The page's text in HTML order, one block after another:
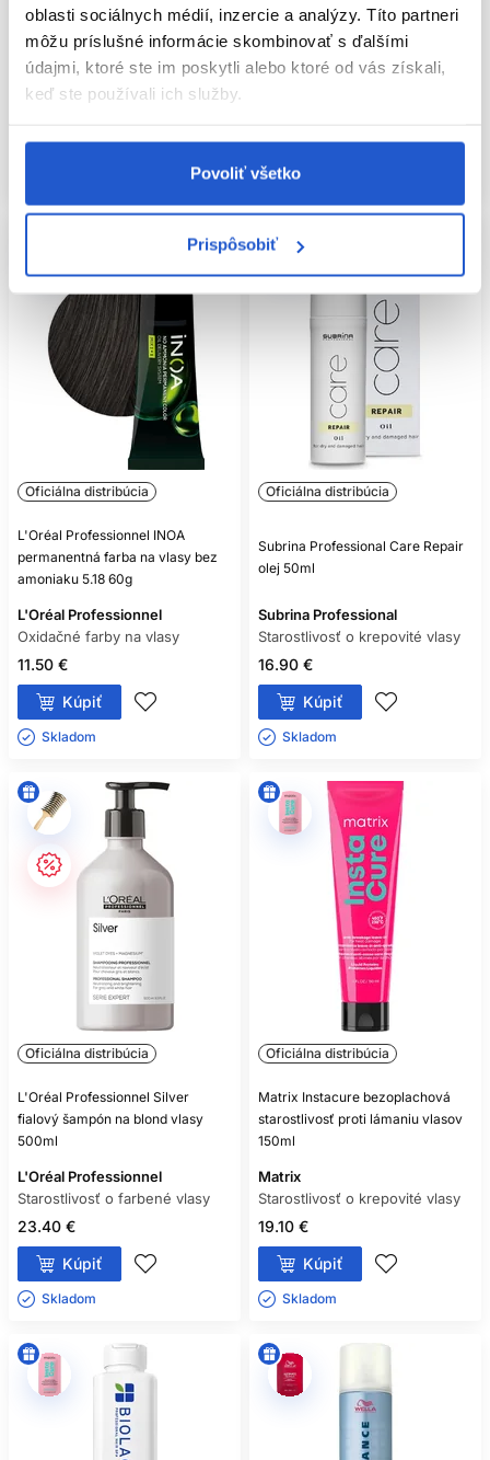
oblasti sociálnych médií, inzercie a analýzy. Títo partneri
môžu príslušné informácie skombinovať s ďalšími
údajmi, ktoré ste im poskytli alebo ktoré od vás získali,
keď ste používali ich služby.
Povoliť všetko
Prispôsobiť
časticiam vo vlasoch 100ml
L'Oréal Professionnel
Starostlivosť o farbené vlasy
26.10 €
Kúpiť
vlasy 500ml
L'Oréal Professionnel
Starostlivosť o krepovité vlasy
Kúpiť
Skladom ㅤ
Oficiálna distribúcia
L'Oréal Professionnel INOA
permanentná farba na vlasy bez
amoniaku 5.18 60g
L'Oréal Professionnel
Oxidačné farby na vlasy
11.50 €
Kúpiť
Skladom ㅤ
Oficiálna distribúcia
Subrina Professional Care Repair
olej 50ml
Subrina Professional
Starostlivosť o krepovité vlasy
16.90 €
Kúpiť
Skladom ㅤ
Oficiálna distribúcia
L'Oréal Professionnel Silver
fialový šampón na blond vlasy
500ml
L'Oréal Professionnel
Starostlivosť o farbené vlasy
23.40 €
Kúpiť
Skladom ㅤ
Oficiálna distribúcia
Matrix Instacure bezoplachová
starostlivosť proti lámaniu vlasov
150ml
Matrix
Starostlivosť o krepovité vlasy
19.10 €
Kúpiť
Skladom ㅤ